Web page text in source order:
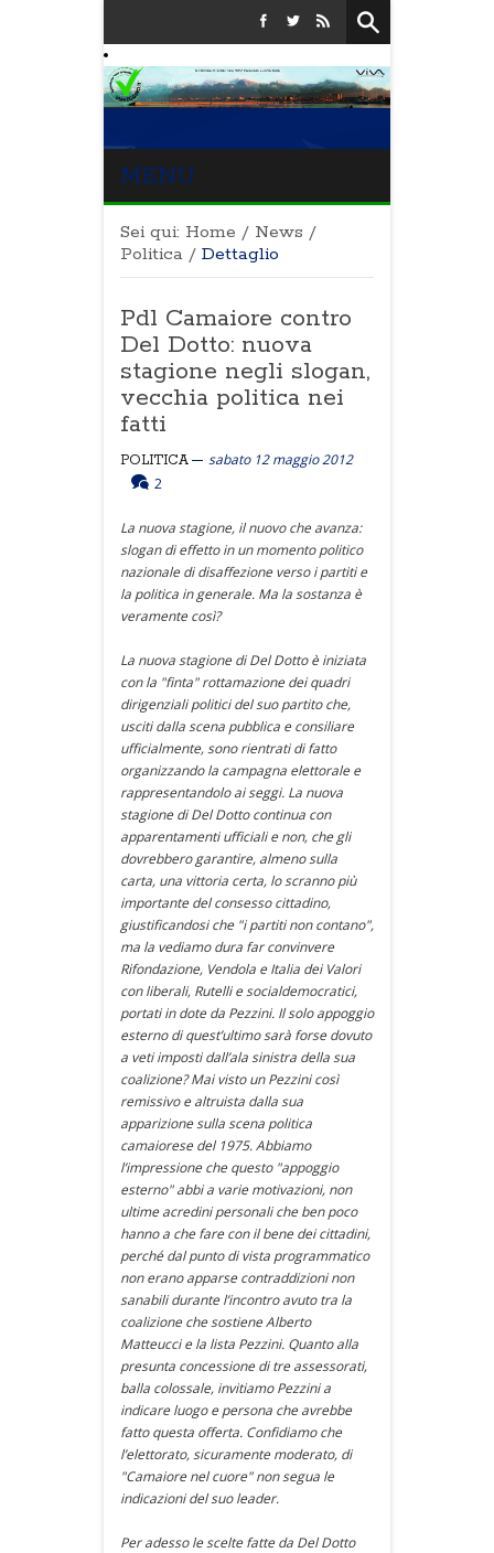
MENU
Sei qui: Home / News /
Politica / Dettaglio
Pdl Camaiore contro
Del Dotto: nuova
stagione negli slogan,
vecchia politica nei
fatti
POLITICA
sabato 12 maggio 2012
2
La nuova stagione, il nuovo che avanza:
slogan di effetto in un momento politico
nazionale di disaffezione verso i partiti e
la politica in generale. Ma la sostanza è
veramente così?
La nuova stagione di Del Dotto è iniziata
con la "finta" rottamazione dei quadri
dirigenziali politici del suo partito che,
usciti dalla scena pubblica e consiliare
ufficialmente, sono rientrati di fatto
organizzando la campagna elettorale e
rappresentandolo ai seggi. La nuova
stagione di Del Dotto continua con
apparentamenti ufficiali e non, che gli
dovrebbero garantire, almeno sulla
carta, una vittoria certa, lo scranno più
importante del consesso cittadino,
giustificandosi che "i partiti non contano",
ma la vediamo dura far convinvere
Rifondazione, Vendola e Italia dei Valori
con liberali, Rutelli e socialdemocratici,
portati in dote da Pezzini. Il solo appoggio
esterno di quest’ultimo sarà forse dovuto
a veti imposti dall’ala sinistra della sua
coalizione? Mai visto un Pezzini così
remissivo e altruista dalla sua
apparizione sulla scena politica
camaiorese del 1975. Abbiamo
l’impressione che questo "appoggio
esterno" abbi a varie motivazioni, non
ultime acredini personali che ben poco
hanno a che fare con il bene dei cittadini,
perché dal punto di vista programmatico
non erano apparse contraddizioni non
sanabili durante l’incontro avuto tra la
coalizione che sostiene Alberto
Matteucci e la lista Pezzini. Quanto alla
presunta concessione di tre assessorati,
balla colossale, invitiamo Pezzini a
indicare luogo e persona che avrebbe
fatto questa offerta. Confidiamo che
l’elettorato, sicuramente moderato, di
"Camaiore nel cuore" non segua le
indicazioni del suo leader.
Per adesso le scelte fatte da Del Dotto